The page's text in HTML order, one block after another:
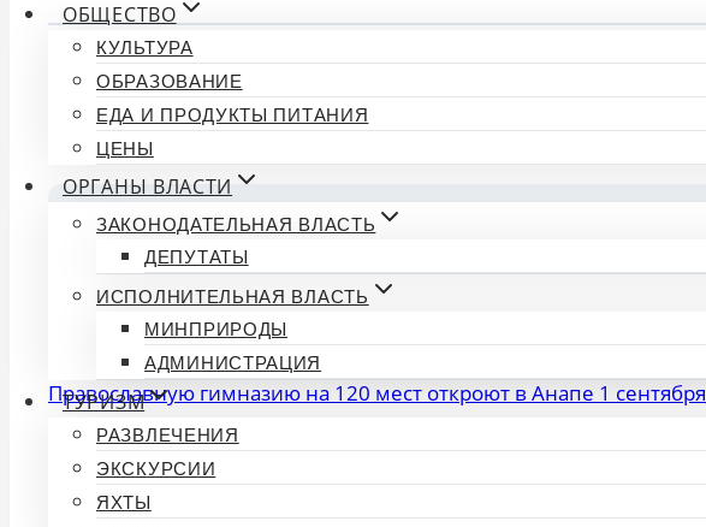
ОБЩЕСТВО
КУЛЬТУРА
ОБРАЗОВАНИЕ
ЕДА И ПРОДУКТЫ ПИТАНИЯ
ЦЕНЫ
ОРГАНЫ ВЛАСТИ
ЗАКОНОДАТЕЛЬНАЯ ВЛАСТЬ
ДЕПУТАТЫ
ИСПОЛНИТЕЛЬНАЯ ВЛАСТЬ
МИНПРИРОДЫ
АДМИНИСТРАЦИЯ
ТУРИЗМ
РАЗВЛЕЧЕНИЯ
ЭКСКУРСИИ
ЯХТЫ
Обсуждение (0)
Комментариев пока нет. Будьте первым!
🔒Войдите на сайт
Похожие новости
Православную гимназию на 120 мест откроют в Анапе 1 сентября
Синоптики «Яндекс погоды» спрогнозировали теплую осень
Кубанцев ждёт аномально жаркое лето и катаклизмы